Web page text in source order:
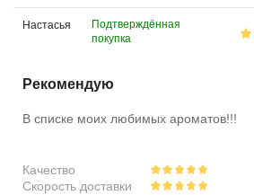
Настасья
Подтверждённая
покупка
Рекомендую
В списке моих любимых ароматов!!!
Качество
Скорость доставки